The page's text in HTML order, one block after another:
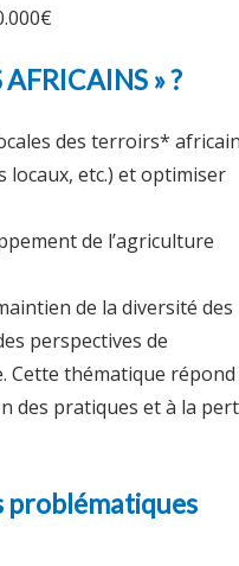
» ?
des terroirs*
etc.) et optimiser
de l’agriculture
de la diversité des
perspectives de
Cette thématique répond
des pratiques et à la
problématiques